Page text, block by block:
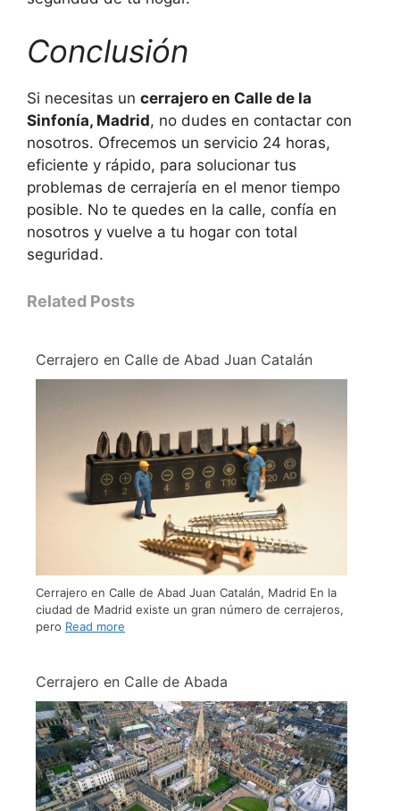
Conclusión
Si necesitas un cerrajero en Calle de la
Sinfonía, Madrid, no dudes en contactar con
nosotros. Ofrecemos un servicio 24 horas,
eficiente y rápido, para solucionar tus
problemas de cerrajería en el menor tiempo
posible. No te quedes en la calle, confía en
nosotros y vuelve a tu hogar con total
seguridad.
Related Posts
Cerrajero en Calle de Abad Juan Catalán
Cerrajero en Calle de Abad Juan Catalán, Madrid En la
ciudad de Madrid existe un gran número de cerrajeros,
pero Read more
Cerrajero en Calle de Abada